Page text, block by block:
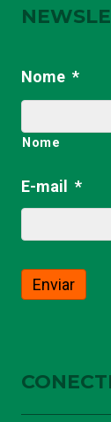
Nome *
Nome
E-mail *